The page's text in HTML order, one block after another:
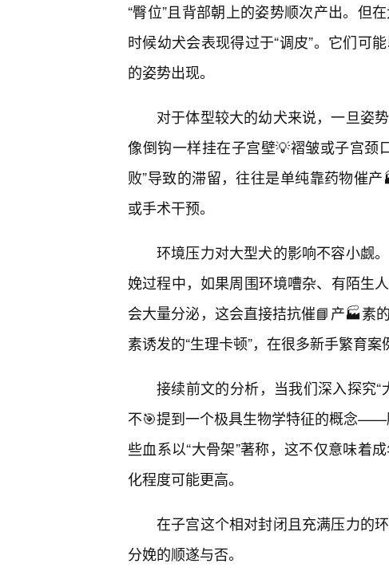
“臀位”且背部朝上的姿势顺次产出。但
时候幼犬会表现得过于“调皮”。它们可
的姿势出现。
对于体型较大的幼犬来说，一旦姿
像倒钩一样挂在子宫壁💡褶皱或子宫颈
败”导致的滞留，往往是单纯靠药物催
或手术干预。
环境压力对大型犬的影响不容小觑
娩过程中，如果周围环境嘈杂、有陌生
会大量分泌，这会直接拮抗催📘产🏭素
素诱发的“生理卡顿”，在很多新手繁育案
接续前文的分析，当我们深入探究
不🎯提到一个极具生物学特征的概念
些血系以“大骨架”著称，这不仅意味着
化程度可能更高。
在子宫这个相对封闭且充满压力的
分娩的顺遂与否。